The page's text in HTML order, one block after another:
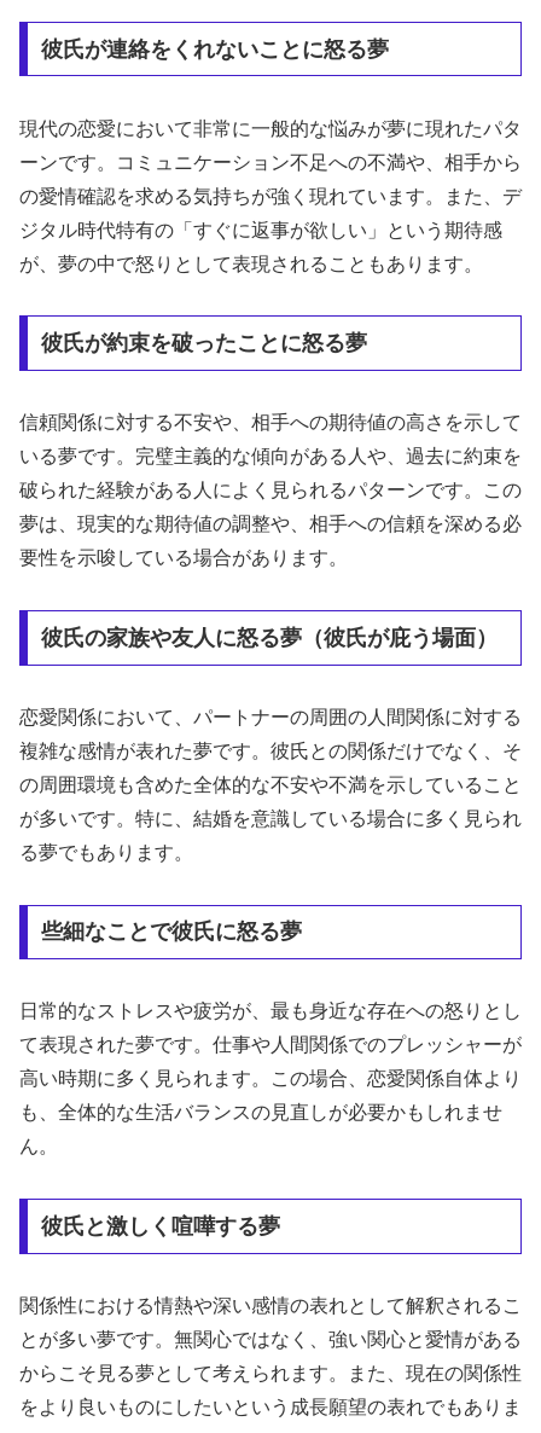
彼氏が連絡をくれないことに怒る夢
現代の恋愛において非常に一般的な悩みが夢に現れたパタ
ーンです。コミュニケーション不足への不満や、相手から
の愛情確認を求める気持ちが強く現れています。また、デ
ジタル時代特有の「すぐに返事が欲しい」という期待感
が、夢の中で怒りとして表現されることもあります。
彼氏が約束を破ったことに怒る夢
信頼関係に対する不安や、相手への期待値の高さを示して
いる夢です。完璧主義的な傾向がある人や、過去に約束を
破られた経験がある人によく見られるパターンです。この
夢は、現実的な期待値の調整や、相手への信頼を深める必
要性を示唆している場合があります。
彼氏の家族や友人に怒る夢（彼氏が庇う場面）
恋愛関係において、パートナーの周囲の人間関係に対する
複雑な感情が表れた夢です。彼氏との関係だけでなく、そ
の周囲環境も含めた全体的な不安や不満を示していること
が多いです。特に、結婚を意識している場合に多く見られ
る夢でもあります。
些細なことで彼氏に怒る夢
日常的なストレスや疲労が、最も身近な存在への怒りとし
て表現された夢です。仕事や人間関係でのプレッシャーが
高い時期に多く見られます。この場合、恋愛関係自体より
も、全体的な生活バランスの見直しが必要かもしれませ
ん。
彼氏と激しく喧嘩する夢
関係性における情熱や深い感情の表れとして解釈されるこ
とが多い夢です。無関心ではなく、強い関心と愛情がある
からこそ見る夢として考えられます。また、現在の関係性
をより良いものにしたいという成長願望の表れでもありま